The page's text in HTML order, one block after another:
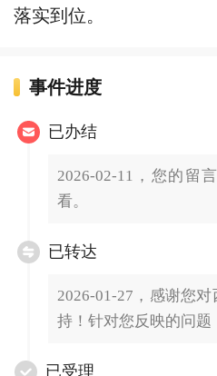
落实到位。
事件进度
已办结
2026-02-11，您的留
看。
已转达
2026-01-27，感谢您
持！针对您反映的问题
已受理